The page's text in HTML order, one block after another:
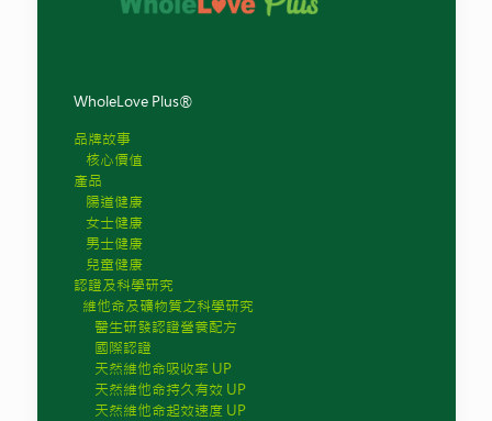
WholeLove Plus®
品牌故事
核心價值
產品
腸道健康
女士健康
男士健康
兒童健康
認證及科學研究
維他命及礦物質之科學研究
醫生研發認證營養配方
國際認證
天然維他命吸收率 UP
天然維他命持久有效 UP
天然維他命起效速度 UP